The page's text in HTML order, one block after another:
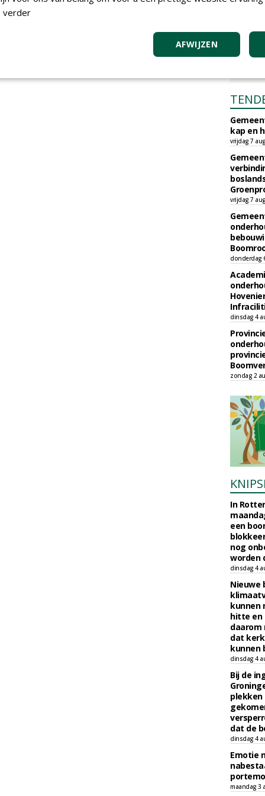
kap en
vrijdag 7
vrijdag 7
donderdag
dinsdag 4
zondag 2
In
een
nog
worden
dinsdag 4
Nieuwe
kunnen
hitte en
daarom
dat
kunnen
dinsdag 4
Bij de
plekken
dat de
dinsdag 4
Emotie
maandag 3
verder
AFWIJZEN